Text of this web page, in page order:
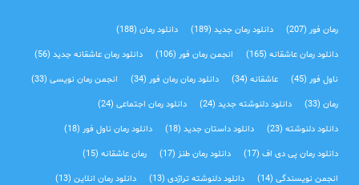
رمان فور(207) دانلود رمان جدید(189) دانلود رمان(188)
دانلود رمان عاشقانه(165) انجمن رمان فور(106) دانلود رمان عاشقانه جدید(56)
ناول فور(45) عاشقانه(34) دانلود رمان رمان فور(34) انجمن رمان نویسی(33)
رمان(33) دانلود دلنوشته جدید(24) دانلود رمان اجتماعی‌(24)
دانلود دلنوشته(23) دانلود داستان جدید(18) دانلود رمان ناول فور(18)
دانلود رمان پی دی اف(17) دانلود رمان طنز(17) رمان عاشقانه(15)
انجمن نویسندگی(14) دانلود دلنوشته تراژدی‌(13) دانلود رمان انلاین(13)